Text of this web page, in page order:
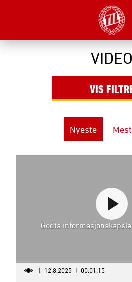
VIDEO
Nyeste
Godta
| 12.8.2025 | 00:01:15
VIS